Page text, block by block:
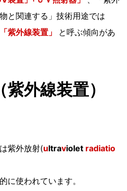
と関連する」技術用途では
紫外線装置」 と呼ぶ傾向があ
紫外線装置）
紫外放射(ultraviolet radiatio
に使われています。